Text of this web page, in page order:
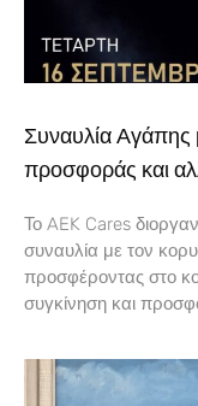
Συναυλία Αγάπης
προσφοράς και
Το AEK Cares
συναυλία με τον
προσφέροντας στο
συγκίνηση και